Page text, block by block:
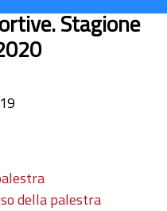
Stagione
della palestra